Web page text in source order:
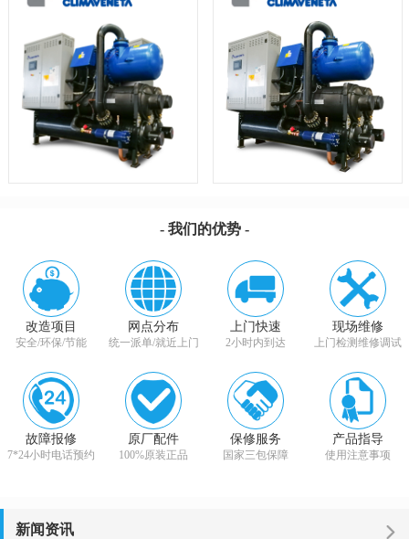
- 我们的优势 -
改造项目
安全/环保/节能
网点分布
统一派单/就近上门
上门快速
2小时内到达
现场维修
上门检测维修调试
故障报修
7*24小时电话预约
原厂配件
100%原装正品
保修服务
国家三包保障
产品指导
使用注意事项
新闻资讯